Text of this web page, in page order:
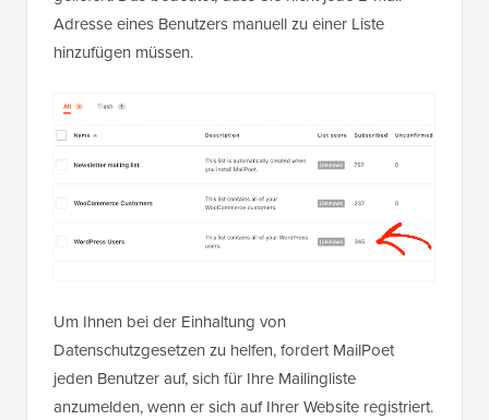
Adresse eines Benutzers manuell zu einer Liste
hinzufügen müssen.
Um Ihnen bei der Einhaltung von
Datenschutzgesetzen zu helfen, fordert MailPoet
jeden Benutzer auf, sich für Ihre Mailingliste
anzumelden, wenn er sich auf Ihrer Website registriert.